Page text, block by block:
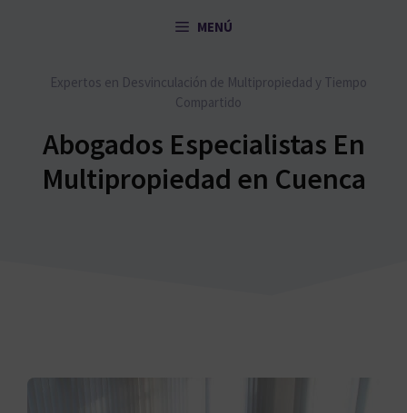
MENÚ
Expertos en Desvinculación de Multipropiedad y Tiempo
Compartido
Abogados Especialistas En
Multipropiedad en Cuenca